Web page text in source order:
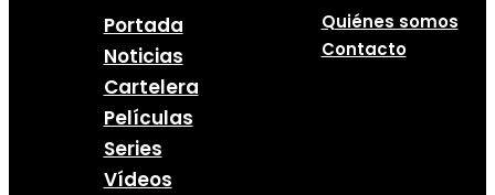
Portada
Noticias
Cartelera
Películas
Series
Vídeos
Quiénes somos
Contacto